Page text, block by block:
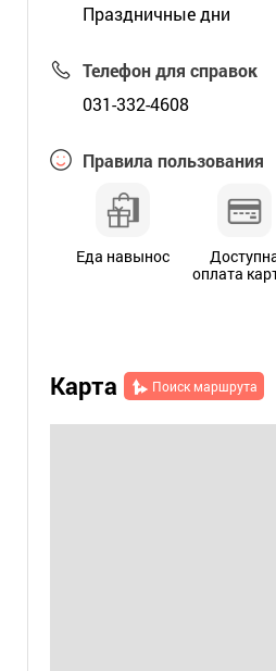
Праздничные дни
Телефон для справок
031-332-4608
Правила пользования
Еда навынос
оплата
Карта Поиск маршрута